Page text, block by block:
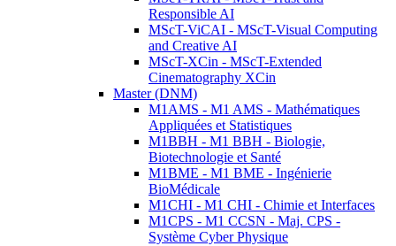
Responsible AI
MScT-ViCAI - MScT-Visual Computing
and Creative AI
MScT-XCin - MScT-Extended
Cinematography XCin
Master (DNM)
M1AMS - M1 AMS - Mathématiques
Appliquées et Statistiques
M1BBH - M1 BBH - Biologie,
Biotechnologie et Santé
M1BME - M1 BME - Ingénierie
BioMédicale
M1CHI - M1 CHI - Chimie et Interfaces
M1CPS - M1 CCSN - Maj. CPS -
Système Cyber Physique